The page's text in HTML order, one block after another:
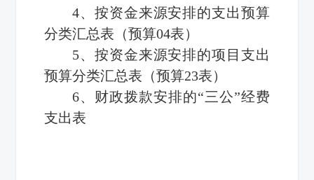
4、按资金来源安排的支出预算
分类汇总表（预算04表）
5、按资金来源安排的项目支出
预算分类汇总表（预算23表）
6、财政拨款安排的“三公”经费
支出表